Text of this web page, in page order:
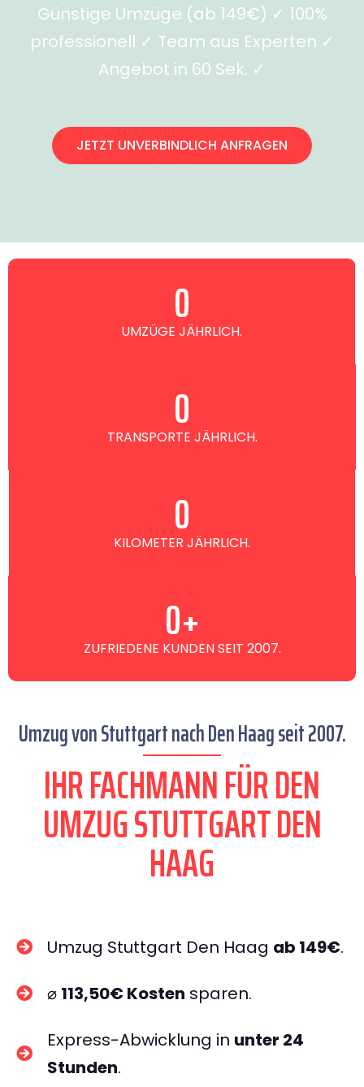
Günstige Umzüge (ab 149€) ✓ 100%
professionell ✓ Team aus Experten ✓
Angebot in 60 Sek. ✓
JETZT UNVERBINDLICH ANFRAGEN
UMZÜGE JÄHRLICH.
0
TRANSPORTE JÄHRLICH.
0
KILOMETER JÄHRLICH.
0
ZUFRIEDENE KUNDEN SEIT 2007.
0+
Umzug von Stuttgart nach Den Haag seit 2007.
IHR FACHMANN FÜR DEN
UMZUG STUTTGART DEN
HAAG
Umzug Stuttgart Den Haag ab 149€.
⌀ 113,50€ Kosten sparen.
Express-Abwicklung in unter 24
Stunden.